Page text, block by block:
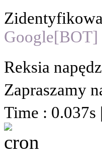
Google[BOT]
Reksia
Zapraszamy
Time :